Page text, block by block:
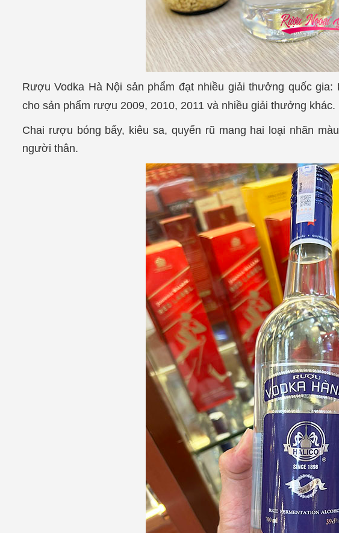
Rượu Vodka Hà Nội sản phẩm đạt nhiều giải thưởng quốc
cho sản phẩm rượu 2009, 2010, 2011 và nhiều giải thưởng khác.
Chai rượu bóng bẩy, kiêu sa, quyến rũ mang hai loại nhãn
người thân.